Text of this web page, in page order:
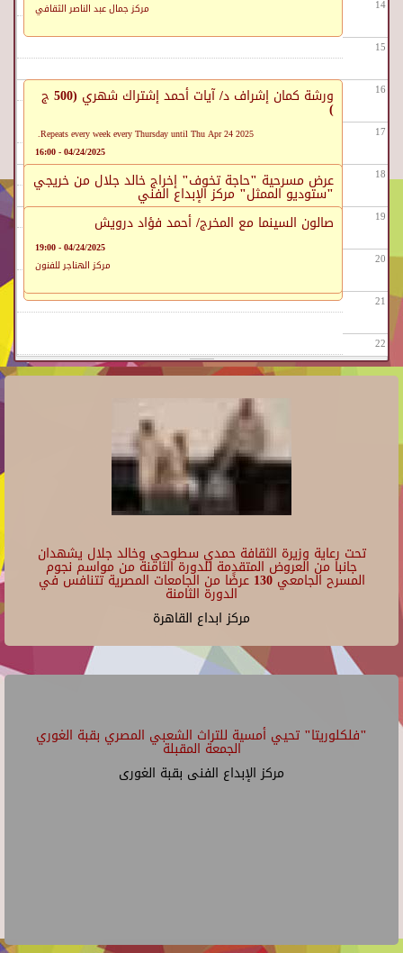
14
15
16
17
18
19
20
21
22
مركز جمال عبد الناصر الثقافي
ورشة كمان إشراف د/ آيات أحمد إشتراك شهري (500 ج
)
Repeats every week every Thursday until Thu Apr 24 2025.
04/24/2025 - 16:00
مركز الحرية للإبداع بالإسكندرية
عرض مسرحية "حاجة تخوف" إخراج خالد جلال من خريجي
"ستوديو الممثل" مركز الإبداع الفني
Repeats every week every Thursday and every Friday and every Saturday until
04/24/2025 - 18:00
مركز ابداع القاهرة
صالون السينما مع المخرج/ أحمد فؤاد درويش
04/24/2025 - 19:00
مركز الهناجر للفنون
تحت رعاية وزيرة الثقافة حمدي سطوحي وخالد جلال يشهدان
جانبا من العروض المتقدمة للدورة الثامنة من مواسم نجوم
المسرح الجامعي 130 عرضًا من الجامعات المصرية تتنافس في
الدورة الثامنة
مركز ابداع القاهرة
"فلكلوريتا" تحيي أمسية للتراث الشعبي المصري بقبة الغوري
الجمعة المقبلة
مركز الإبداع الفنى بقبة الغورى